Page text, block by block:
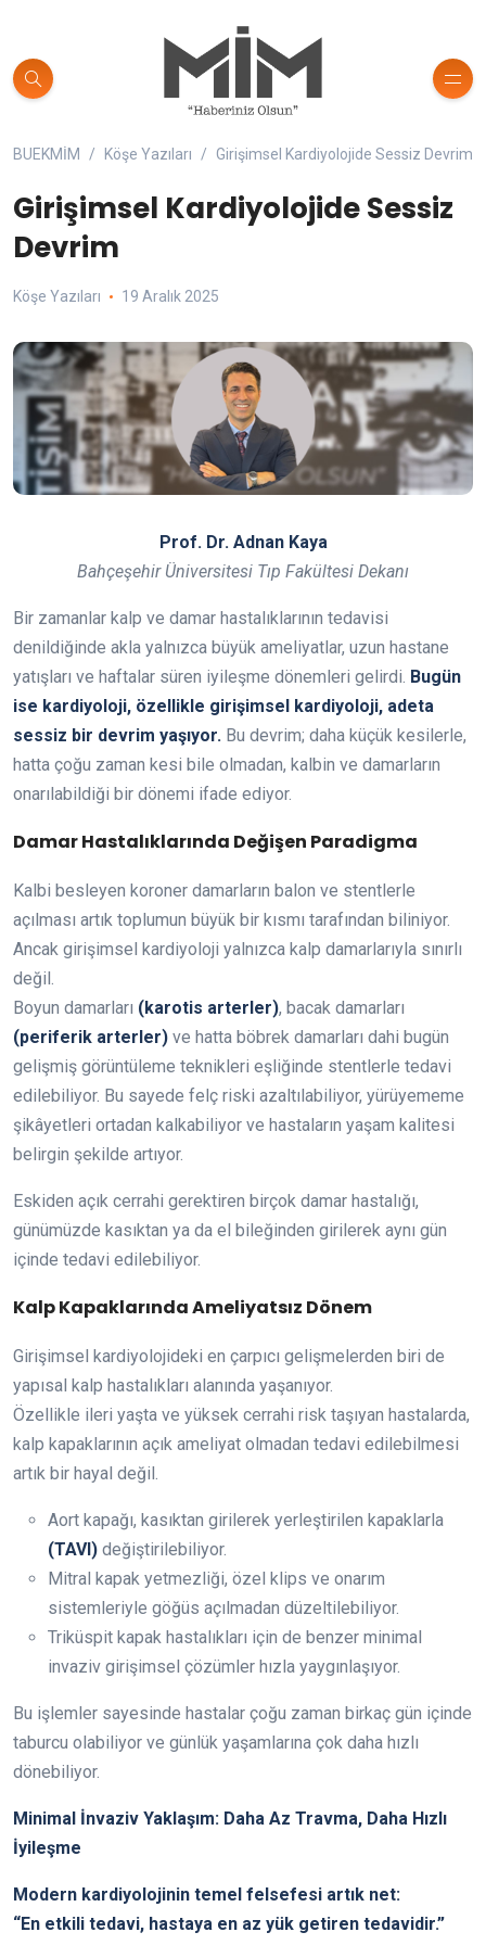
BUEKMİM Köşe Yazıları Girişimsel Kardiyolojide Sessiz Devrim
Girişimsel Kardiyolojide Sessiz
Devrim
Köşe Yazıları 19 Aralık 2025
Prof. Dr. Adnan Kaya
Bahçeşehir Üniversitesi Tıp Fakültesi Dekanı
Bir zamanlar kalp ve damar hastalıklarının tedavisi
denildiğinde akla yalnızca büyük ameliyatlar, uzun hastane
yatışları ve haftalar süren iyileşme dönemleri gelirdi. Bugün
ise kardiyoloji, özellikle girişimsel kardiyoloji, adeta
sessiz bir devrim yaşıyor. Bu devrim; daha küçük kesilerle,
hatta çoğu zaman kesi bile olmadan, kalbin ve damarların
onarılabildiği bir dönemi ifade ediyor.
Damar Hastalıklarında Değişen Paradigma
Kalbi besleyen koroner damarların balon ve stentlerle
açılması artık toplumun büyük bir kısmı tarafından biliniyor.
Ancak girişimsel kardiyoloji yalnızca kalp damarlarıyla sınırlı
değil.
Boyun damarları (karotis arterler), bacak damarları
(periferik arterler) ve hatta böbrek damarları dahi bugün
gelişmiş görüntüleme teknikleri eşliğinde stentlerle tedavi
edilebiliyor. Bu sayede felç riski azaltılabiliyor, yürüyememe
şikâyetleri ortadan kalkabiliyor ve hastaların yaşam kalitesi
belirgin şekilde artıyor.
Eskiden açık cerrahi gerektiren birçok damar hastalığı,
günümüzde kasıktan ya da el bileğinden girilerek aynı gün
içinde tedavi edilebiliyor.
Kalp Kapaklarında Ameliyatsız Dönem
Girişimsel kardiyolojideki en çarpıcı gelişmelerden biri de
yapısal kalp hastalıkları alanında yaşanıyor.
Özellikle ileri yaşta ve yüksek cerrahi risk taşıyan hastalarda,
kalp kapaklarının açık ameliyat olmadan tedavi edilebilmesi
artık bir hayal değil.
Aort kapağı, kasıktan girilerek yerleştirilen kapaklarla
(TAVI) değiştirilebiliyor.
Mitral kapak yetmezliği, özel klips ve onarım
sistemleriyle göğüs açılmadan düzeltilebiliyor.
Triküspit kapak hastalıkları için de benzer minimal
invaziv girişimsel çözümler hızla yaygınlaşıyor.
Bu işlemler sayesinde hastalar çoğu zaman birkaç gün içinde
taburcu olabiliyor ve günlük yaşamlarına çok daha hızlı
dönebiliyor.
Minimal İnvaziv Yaklaşım: Daha Az Travma, Daha Hızlı
İyileşme
Modern kardiyolojinin temel felsefesi artık net:
“En etkili tedavi, hastaya en az yük getiren tedavidir.”